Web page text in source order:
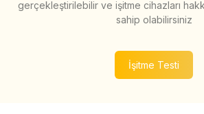
gerçekleştirilebilir ve işitme cihazları
sahip olabilirsiniz
İşitme Testi